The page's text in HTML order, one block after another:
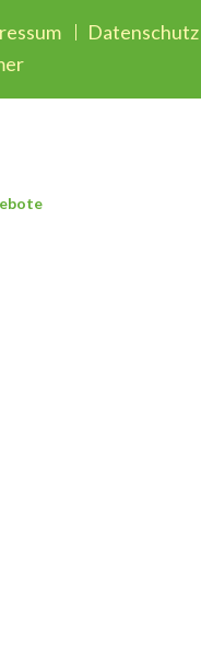
Datenschutz